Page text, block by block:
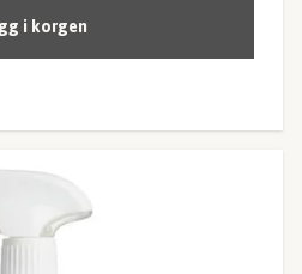
i korgen